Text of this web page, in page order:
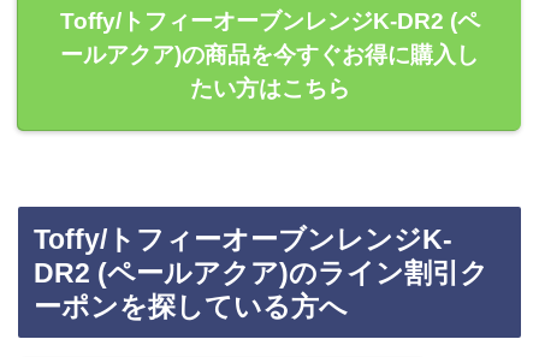
Toffy/トフィーオーブンレンジK-DR2 (ペ
ールアクア)の商品を今すぐお得に購入し
たい方はこちら
Toffy/トフィーオーブンレンジK-
DR2 (ペールアクア)のライン割引ク
ーポンを探している方へ